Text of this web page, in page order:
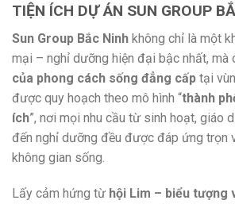
TIỆN ÍCH DỰ ÁN SUN GROUP
Sun Group Bắc Ninh không chỉ là một
mại – nghỉ dưỡng hiện đại bậc nhất, mà
của phong cách sống đẳng cấp tại
được quy hoạch theo mô hình “thành
ích”, nơi mọi nhu cầu từ sinh hoạt, giáo
đến nghỉ dưỡng đều được đáp ứng trọn
không gian sống.
Lấy cảm hứng từ hội Lim – biểu tượng